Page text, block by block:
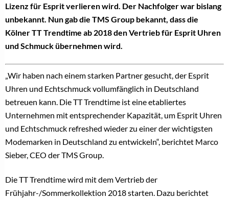
Lizenz für Esprit verlieren wird. Der Nachfolger war bislang
unbekannt. Nun gab die TMS Group bekannt, dass die
Kölner TT Trendtime ab 2018 den Vertrieb für Esprit Uhren
und Schmuck übernehmen wird.
„Wir haben nach einem starken Partner gesucht, der Esprit
Uhren und Echtschmuck vollumfänglich in Deutschland
betreuen kann. Die TT Trendtime ist eine etabliertes
Unternehmen mit entsprechender Kapazität, um Esprit Uhren
und Echtschmuck refreshed wieder zu einer der wichtigsten
Modemarken in Deutschland zu entwickeln“, berichtet Marco
Sieber, CEO der TMS Group.
Die TT Trendtime wird mit dem Vertrieb der
Frühjahr-/Sommerkollektion 2018 starten. Dazu berichtet